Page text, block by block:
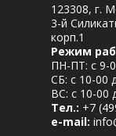
123308, г.
3-й
корп.1
Режим
ПН-ПТ: с 9-
СБ: с 10-00
ВС: с 10-00
Тел.: +7
e-mail: